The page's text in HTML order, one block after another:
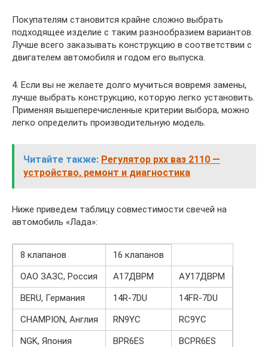
Покупателям становится крайне сложно выбрать
подходящее изделие с таким разнообразием вариантов.
Лучше всего заказывать конструкцию в соответствии с
двигателем автомобиля и годом его выпуска.
4. Если вы не желаете долго мучиться вовремя замены,
лучше выбрать конструкцию, которую легко установить.
Применяя вышеперечисленные критерии выбора, можно
легко определить производительную модель.
Читайте также: Регулятор рхх ваз 2110 —
устройство, ремонт и диагностика
Ниже приведем таблицу совместимости свечей на
автомобиль «Лада»:
8 клапанов
16 клапанов
ОАО ЗАЗС, Россия
А17ДВРМ
АУ17ДВРМ
BERU, Германия
14R-7DU
14FR-7DU
CHAMPION, Англия
RN9YC
RC9YC
NGK, Япония
BPR6ES
BCPR6ES